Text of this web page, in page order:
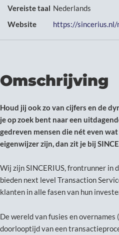
Vereiste taal Nederlands
Website
https://
Omschrijving
Houd jij ook zo van cijfers en de
je op zoek bent naar een
gedreven mensen die nét even
eigenwijzer zijn, dan zit je bij
Wij zijn SINCERIUS, frontrunner in
bieden next level Transaction
klanten in alle fasen van hun
De wereld van fusies en
doorlooptijd van een